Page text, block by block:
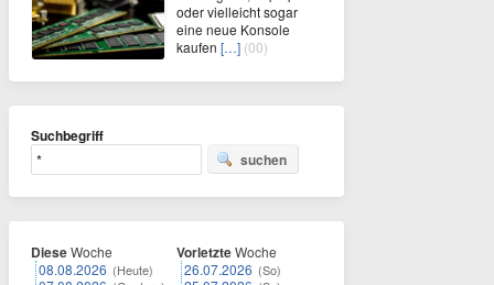
oder vielleicht sogar
eine neue Konsole
kaufen […] (00)
Suchbegriff
suchen
DieseWoche
08.08.2026 (Heute)
VorletzteWoche
26.07.2026 (So)